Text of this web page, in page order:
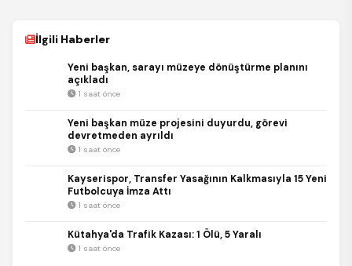
İlgili Haberler
Yeni başkan, sarayı müzeye dönüştürme planını
açıkladı
1 saat önce
Yeni başkan müze projesini duyurdu, görevi
devretmeden ayrıldı
1 saat önce
Kayserispor, Transfer Yasağının Kalkmasıyla 15 Yeni
Futbolcuya İmza Attı
1 saat önce
Kütahya'da Trafik Kazası: 1 Ölü, 5 Yaralı
1 saat önce